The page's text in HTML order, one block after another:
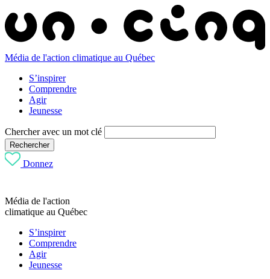
Média de l'action climatique au Québec
S’inspirer
Comprendre
Agir
Jeunesse
Chercher avec un mot clé
Rechercher
Donnez
Média de l'action
climatique au Québec
S’inspirer
Comprendre
Agir
Jeunesse